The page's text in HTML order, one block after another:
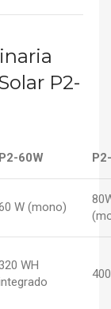
P2-
P2-60W
W (mono)
WH